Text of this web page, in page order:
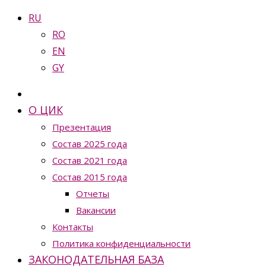
RU
RO
EN
GY
О ЦИК
Презентация
Состав 2025 года
Состав 2021 года
Состав 2015 года
Отчеты
Вакансии
Контакты
Политика конфиденциальности
ЗАКОНОДАТЕЛЬНАЯ БАЗА